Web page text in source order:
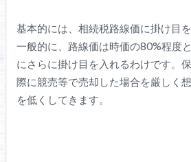
基本的には、相続税路線価に掛け目
一般的に、路線価は時価の80%程度
にさらに掛け目を入れるわけです。
際に競売等で売却した場合を厳しく
を低くしてきます。